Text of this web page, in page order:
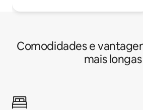
Comodidades e
mais longas